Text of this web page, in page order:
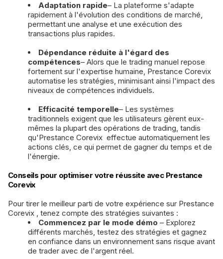
Adaptation rapide– La plateforme s'adapte
rapidement à l'évolution des conditions de marché,
permettant une analyse et une exécution des
transactions plus rapides.
Dépendance réduite à l'égard des
compétences– Alors que le trading manuel repose
fortement sur l'expertise humaine, Prestance Corevix
automatise les stratégies, minimisant ainsi l'impact des
niveaux de compétences individuels.
Efficacité temporelle– Les systèmes
traditionnels exigent que les utilisateurs gèrent eux-
mêmes la plupart des opérations de trading, tandis
qu'Prestance Corevix effectue automatiquement les
actions clés, ce qui permet de gagner du temps et de
l'énergie.
Conseils pour optimiser votre réussite avec Prestance
Corevix
Pour tirer le meilleur parti de votre expérience sur Prestance
Corevix , tenez compte des stratégies suivantes :
Commencez par le mode démo – Explorez
différents marchés, testez des stratégies et gagnez
en confiance dans un environnement sans risque avant
de trader avec de l'argent réel.